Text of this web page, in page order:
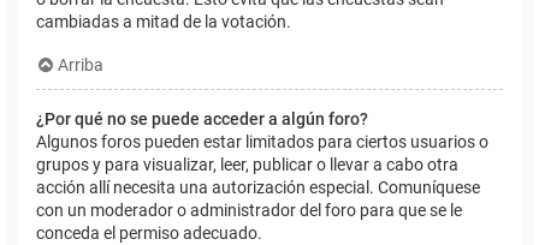
cambiadas a mitad de la votación.
Arriba
¿Por qué no se puede acceder a algún foro?
Algunos foros pueden estar limitados para ciertos usuarios o
grupos y para visualizar, leer, publicar o llevar a cabo otra
acción allí necesita una autorización especial. Comuníquese
con un moderador o administrador del foro para que se le
conceda el permiso adecuado.